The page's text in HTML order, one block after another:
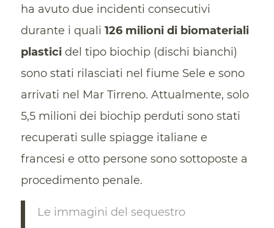
ha avuto due incidenti consecutivi
durante i quali 126 milioni di biomateriali
plasticidel tipo biochip (dischi bianchi)
sono stati rilasciati nel fiume Sele e sono
arrivati nel Mar Tirreno. Attualmente, solo
5,5 milioni dei biochip perduti sono stati
recuperati sulle spiagge italiane e
francesi e otto persone sono sottoposte a
procedimento penale.
Le immagini del sequestro